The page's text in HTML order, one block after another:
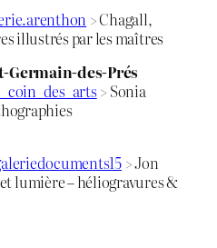
> Chagall,
illustrés par les maîtres
Germain-des-Prés
> Sonia
> Jon
lumière – héliogravures &